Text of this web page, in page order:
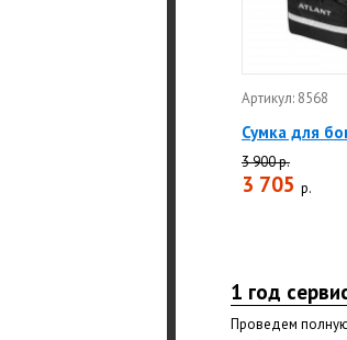
Артикул: 8568
Сумка для
3 900 р.
3 705 р.
1 год
Проведем